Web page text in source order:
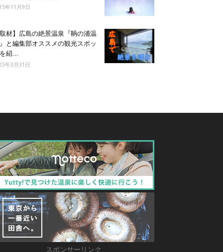
年11月9日
取材】広島の絶景温泉『鞆の浦温
と編集部オススメの観光スポッ
紹...
年3月31日
スポンサーリンク